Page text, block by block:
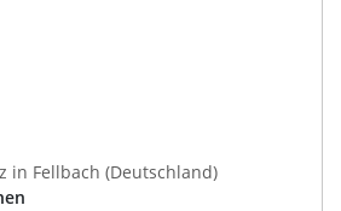
in Fellbach (Deutschland)